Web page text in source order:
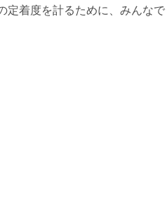
定着度を計るために、みんなで